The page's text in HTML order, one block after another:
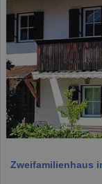
Zweifamilienhaus